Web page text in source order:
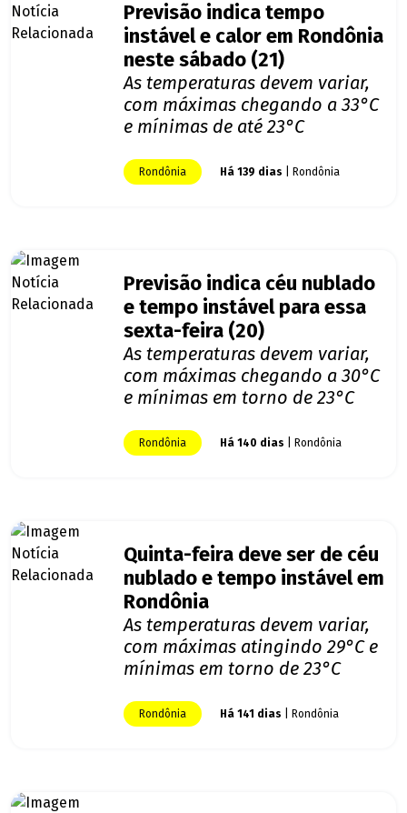
Previsão indica tempo
instável e calor em Rondônia
neste sábado (21)
As temperaturas devem variar,
com máximas chegando a 33°C
e mínimas de até 23°C
Rondônia Há 139 dias | Rondônia
Previsão indica céu nublado
e tempo instável para essa
sexta-feira (20)
As temperaturas devem variar,
com máximas chegando a 30°C
e mínimas em torno de 23°C
Rondônia Há 140 dias | Rondônia
Quinta-feira deve ser de céu
nublado e tempo instável em
Rondônia
As temperaturas devem variar,
com máximas atingindo 29°C e
mínimas em torno de 23°C
Rondônia Há 141 dias | Rondônia